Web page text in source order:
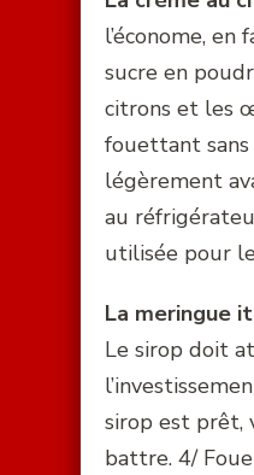
l’économe,
sucre en
citrons et les
fouettant sans
légèrement
au
utilisée pour
La meringue
Le sirop doit
sirop est prêt,
battre. 4/